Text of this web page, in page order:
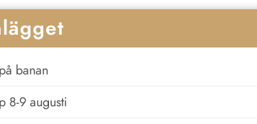
banan
8-9 augusti